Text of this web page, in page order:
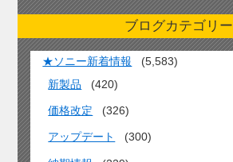
ブログカテゴリー
★ソニー新着情報
(5,583)
新製品
(420)
価格改定 (326)
アップデート (300)